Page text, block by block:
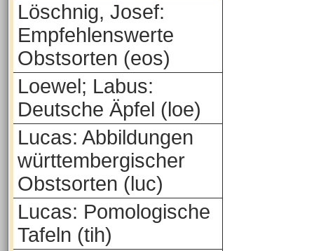
Löschnig, Josef:
Empfehlenswerte
Obstsorten (eos)
Loewel; Labus:
Deutsche Äpfel (loe)
Lucas: Abbildungen
württembergischer
Obstsorten (luc)
Lucas: Pomologische
Tafeln (tih)